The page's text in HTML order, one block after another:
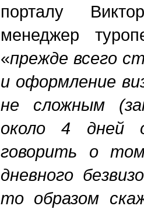
порталу
менеджер
«прежде всего
и оформление
не сложным
около 4 дней
говорить о
дневного
то образом